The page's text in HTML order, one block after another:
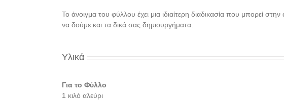
Το άνοιγμα του φύλλου έχει μια ιδιαίτερη διαδικασία που μπορεί
να δούμε και τα δικά σας δημιουργήματα.
Υλικά
Για το Φύλλο
1 κιλό αλεύρι